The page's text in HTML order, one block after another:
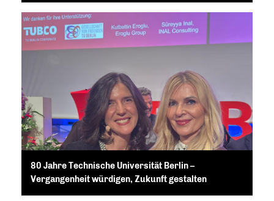
80 Jahre Technische Universität Berlin –
Vergangenheit würdigen, Zukunft gestalten